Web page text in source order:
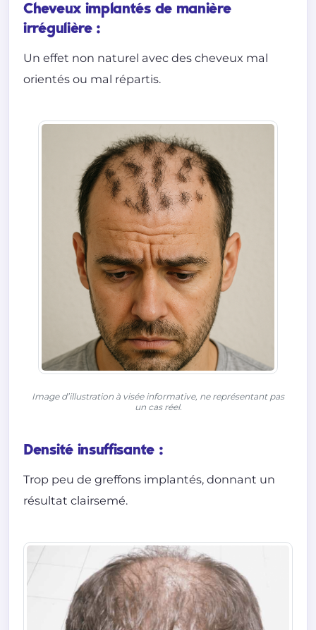
Cheveux implantés de manière
irrégulière :
Un effet non naturel avec des cheveux mal
orientés ou mal répartis.
Image d’illustration à visée informative, ne représentant pas
un cas réel.
Densité insuffisante :
Trop peu de greffons implantés, donnant un
résultat clairsemé.